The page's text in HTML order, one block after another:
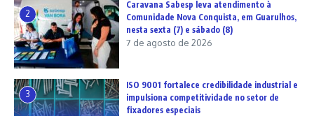
2
Caravana Sabesp leva atendimento à
Comunidade Nova Conquista, em Guarulhos,
nesta sexta (7) e sábado (8)
7 de agosto de 2026
3
ISO 9001 fortalece credibilidade industrial e
impulsiona competitividade no setor de
fixadores especiais